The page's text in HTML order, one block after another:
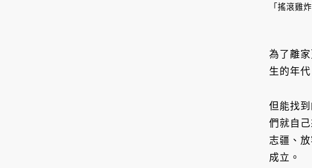
「搖滾雞
為了離
生的年
但能找
們就自
志疆、
成立。